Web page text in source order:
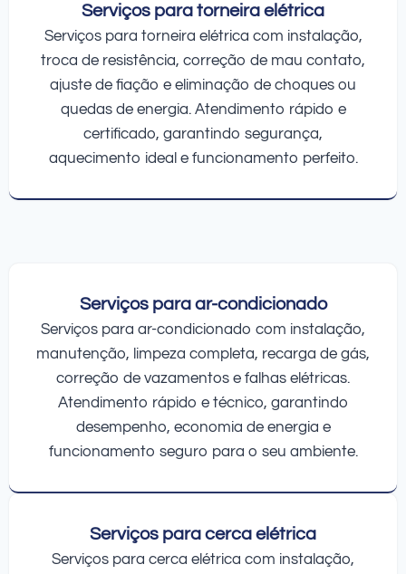
Serviços para torneira elétrica
Serviços para torneira elétrica com instalação,
troca de resistência, correção de mau contato,
ajuste de fiação e eliminação de choques ou
quedas de energia. Atendimento rápido e
certificado, garantindo segurança,
aquecimento ideal e funcionamento perfeito.
Serviços para ar-condicionado
Serviços para ar-condicionado com instalação,
manutenção, limpeza completa, recarga de gás,
correção de vazamentos e falhas elétricas.
Atendimento rápido e técnico, garantindo
desempenho, economia de energia e
funcionamento seguro para o seu ambiente.
Serviços para cerca elétrica
Serviços para cerca elétrica com instalação,